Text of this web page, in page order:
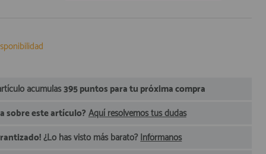
acumulas395 puntos para tu próxima compra
sobre este artículo? Aquí resolvemos tus dudas
¿Lo has visto más barato?Infórmanos